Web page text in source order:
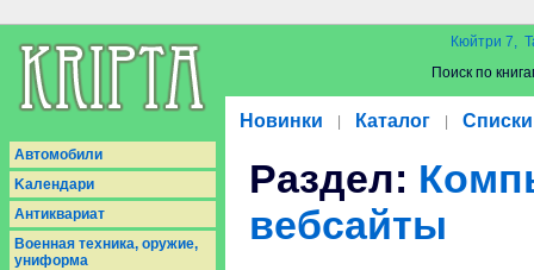
Кюйтри 7,
Поиск по
Новинки Каталог Списки
Aвтомобили
Kалендари
Антиквариат
Военная техника, оружие,
униформа
Раздел:
вебсайты